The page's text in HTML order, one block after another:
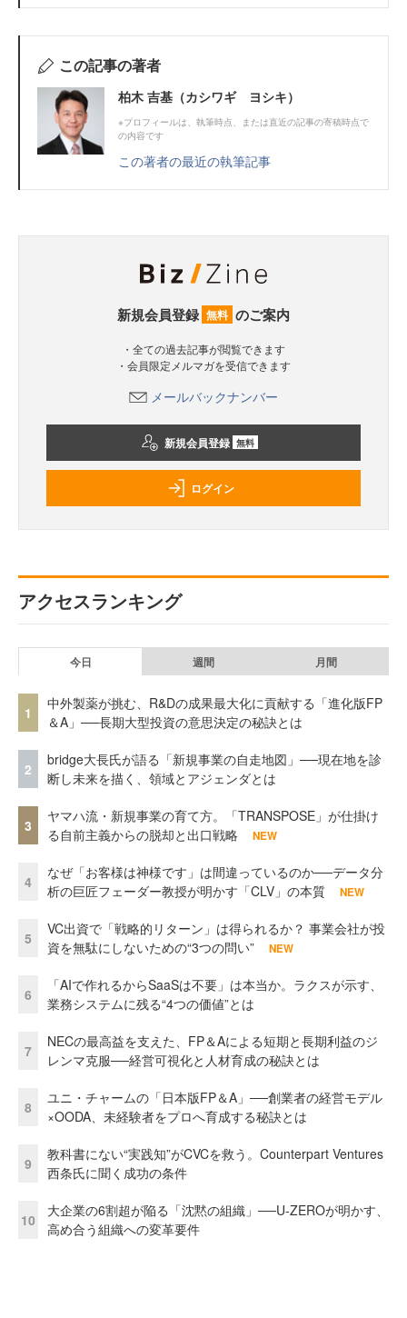
この記事の著者
柏木 吉基（カシワギ ヨシキ）
※プロフィールは、執筆時点、または直近の記事の寄稿時点で
の内容です
この著者の最近の執筆記事
新規会員登録 無料 のご案内
・全ての過去記事が閲覧できます
・会員限定メルマガを受信できます
メールバックナンバー
新規会員登録 無料
ログイン
アクセスランキング
今日 週間 月間
1
中外製薬が挑む、R&Dの成果最大化に貢献する「進化版FP
＆A」──長期大型投資の意思決定の秘訣とは
2
bridge大長氏が語る「新規事業の自走地図」──現在地を診
断し未来を描く、領域とアジェンダとは
3
ヤマハ流・新規事業の育て方。「TRANSPOSE」が仕掛け
る自前主義からの脱却と出口戦略
NEW
4
なぜ「お客様は神様です」は間違っているのか──データ分
析の巨匠フェーダー教授が明かす「CLV」の本質
NEW
5
VC出資で「戦略的リターン」は得られるか？ 事業会社が投
資を無駄にしないための“3つの問い”
NEW
6
「AIで作れるからSaaSは不要」は本当か。ラクスが示す、
業務システムに残る“4つの価値”とは
7
NECの最高益を支えた、FP＆Aによる短期と長期利益のジ
レンマ克服──経営可視化と人材育成の秘訣とは
8
ユニ・チャームの「日本版FP＆A」──創業者の経営モデル
×OODA、未経験者をプロへ育成する秘訣とは
9
教科書にない“実践知”がCVCを救う。Counterpart Ventures
西条氏に聞く成功の条件
10
大企業の6割超が陥る「沈黙の組織」──U-ZEROが明かす、
高め合う組織への変革要件